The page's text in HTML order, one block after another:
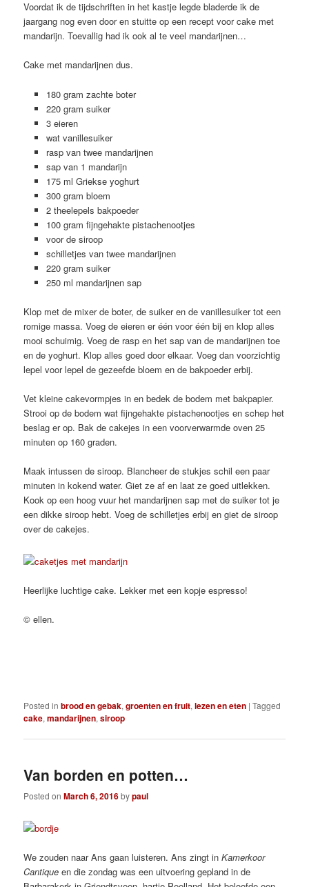
Voordat ik de tijdschriften in het kastje legde bladerde ik de
jaargang nog even door en stuitte op een recept voor cake met
mandarijn. Toevallig had ik ook al te veel mandarijnen…
Cake met mandarijnen dus.
180 gram zachte boter
220 gram suiker
3 eieren
wat vanillesuiker
rasp van twee mandarijnen
sap van 1 mandarijn
175 ml Griekse yoghurt
300 gram bloem
2 theelepels bakpoeder
100 gram fijngehakte pistachenootjes
voor de siroop
schilletjes van twee mandarijnen
220 gram suiker
250 ml mandarijnen sap
Klop met de mixer de boter, de suiker en de vanillesuiker tot een
romige massa. Voeg de eieren er één voor één bij en klop alles
mooi schuimig. Voeg de rasp en het sap van de mandarijnen toe
en de yoghurt. Klop alles goed door elkaar. Voeg dan voorzichtig
lepel voor lepel de gezeefde bloem en de bakpoeder erbij.
Vet kleine cakevormpjes in en bedek de bodem met bakpapier.
Strooi op de bodem wat fijngehakte pistachenootjes en schep het
beslag er op. Bak de cakejes in een voorverwarmde oven 25
minuten op 160 graden.
Maak intussen de siroop. Blancheer de stukjes schil een paar
minuten in kokend water. Giet ze af en laat ze goed uitlekken.
Kook op een hoog vuur het mandarijnen sap met de suiker tot je
een dikke siroop hebt. Voeg de schilletjes erbij en giet de siroop
over de cakejes.
Heerlijke luchtige cake. Lekker met een kopje espresso!
© ellen.
Posted in brood en gebak,groenten en fruit,lezen en eten |Tagged
cake,mandarijnen,siroop
Van borden en potten…
Posted onMarch 6, 2016bypaul
We zouden naar Ans gaan luisteren. Ans zingt inKamerkoor
Cantique en die zondag was een uitvoering gepland in de